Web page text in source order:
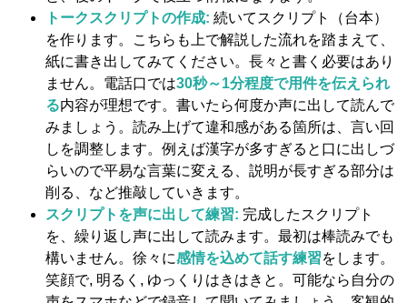
トークスクリプトの作成: 続いてスクリプト（台本）
を作ります。こちらも上で解説した流れを踏まえて、
紙に書き出してみてください。長々と書く必要はあり
ません。電話口では30秒～1分程度で用件を伝えられ
る内容が理想です。書いたら何度か声に出して読んで
みましょう。読み上げて違和感がある箇所は、言い回
しを調整します。例えば漢字が多すぎると口に出しづ
らいので平易な言葉に変える、説明が長すぎる部分は
削る、など推敲していきます。
スクリプトを声に出して練習: 完成したスクリプト
を、繰り返し声に出して読みます。最初は棒読みでも
構いません。徐々に感情を込めて話す練習をします。
笑顔で, 明るく, ゆっくりはきはきと​。可能なら自分の